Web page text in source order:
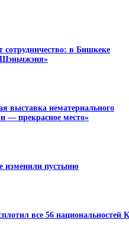
в Бишкеке
Шэньчжэня»
выставка нематериального
— прекрасное место»
изменили пустыню
все 56 национальностей